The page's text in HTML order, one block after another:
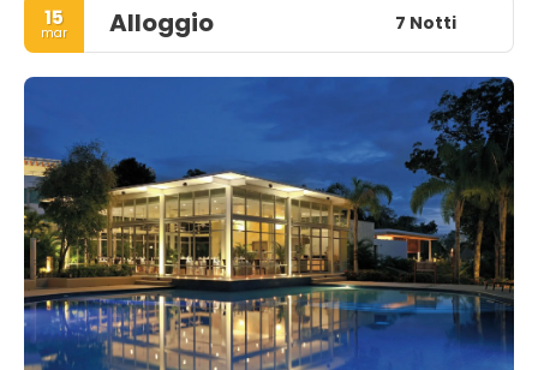
15
mar Alloggio 7 Notti